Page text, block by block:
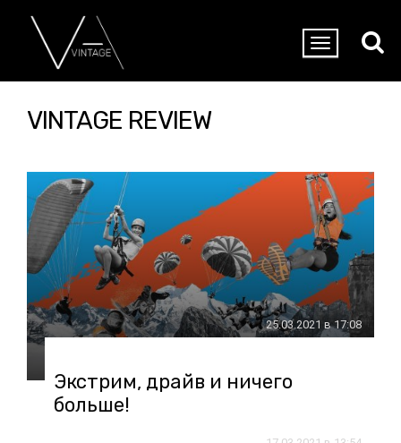
VINTAGE REVIEW
25.03.2021 в 17:08
Экстрим, драйв и ничего
больше!